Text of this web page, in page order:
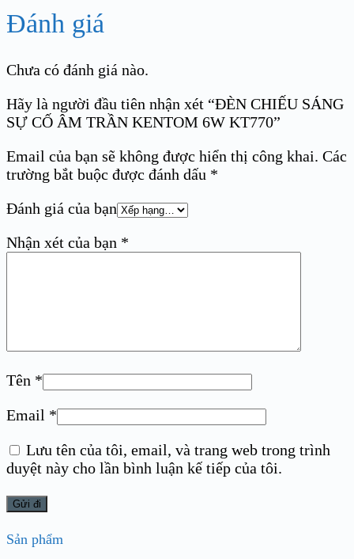
Đánh giá
Chưa có đánh giá nào.
Hãy là người đầu tiên nhận xét “ĐÈN CHIẾU SÁNG
SỰ CỐ ÂM TRẦN KENTOM 6W KT770”
Email của bạn sẽ không được hiển thị công khai. Các
trường bắt buộc được đánh dấu *
Đánh giá của bạn
Nhận xét của bạn *
Tên *
Email *
Lưu tên của tôi, email, và trang web trong trình
duyệt này cho lần bình luận kế tiếp của tôi.
Sản phẩm